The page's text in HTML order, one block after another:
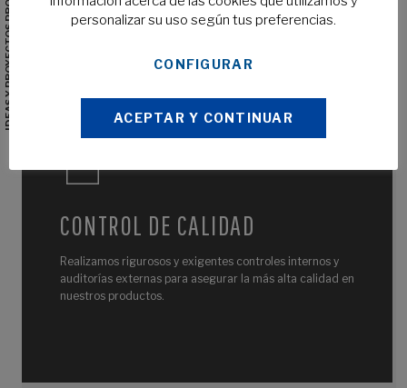
nuestra competencia. Para los que necesitan rapidez sin
sacrificar calidad.
CONTROL DE CALIDAD
Realizamos rigurosos y exigentes controles internos y
auditorías externas para asegurar la más alta calidad en
nuestros productos.
personalizar su uso según tus preferencias.
CONFIGURAR
ACEPTAR Y CONTINUAR